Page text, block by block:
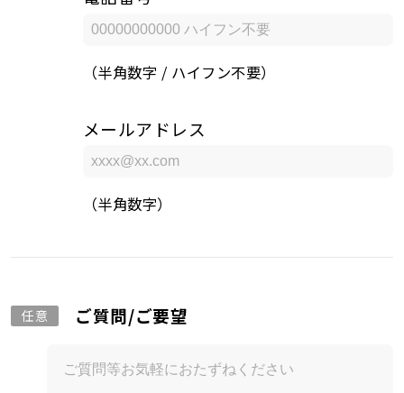
（半角数字 / ハイフン不要）
メールアドレス
（半角数字）
任意 ご質問/ご要望